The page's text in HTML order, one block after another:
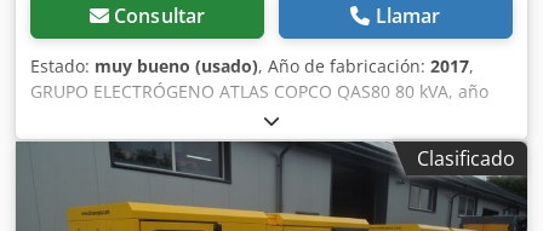
Consultar Llamar
Estado: muy bueno (usado), Año de fabricación: 2017,
GRUPO ELECTRÓGENO ATLAS COPCO QAS80 80 kVA, año
2017, revisado. Datos técnicos: Potencia: 80 kVA (64 kW);
Crodpszdc Evefx Aqqof Año de fabricación: 2017; Motor:
PERKINS. Horas de funcionamiento: 2870. El grupo
electrógeno está en perfecto estado de funcionamiento.
Precio neto: 59 500 PLN. Precio bruto: 73 185 PLN.
Clasificado